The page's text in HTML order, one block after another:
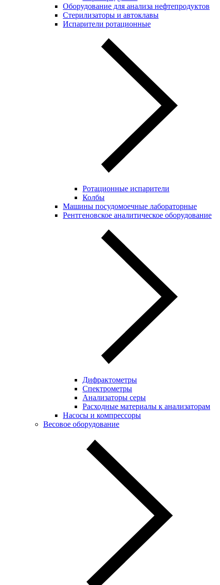
Оборудование для анализа нефтепродуктов
Стерилизаторы и автоклавы
Испарители ротационные
Ротационные испарители
Колбы
Машины посудомоечные лабораторные
Рентгеновское аналитическое оборудование
Дифрактометры
Спектрометры
Анализаторы серы
Расходные материалы к анализаторам
Насосы и компрессоры
Весовое оборудование